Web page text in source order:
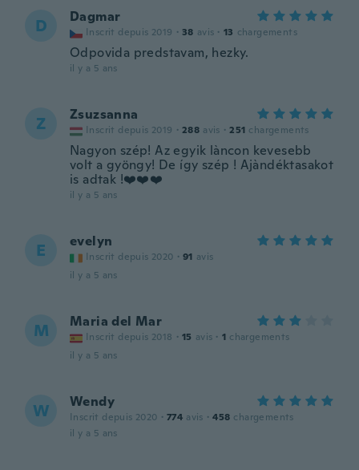
D Dagmar
Inscrit depuis 2019 · 38 avis · 13 chargements
Odpovida predstavam, hezky.
il y a 5 ans
Z Zsuzsanna
Inscrit depuis 2019 · 288 avis · 251 chargements
Nagyon szép! Az egyik làncon kevesebb
volt a gyöngy! De így szép ! Ajàndéktasakot
is adtak !❤️❤️❤️
il y a 5 ans
E evelyn
Inscrit depuis 2020 · 91 avis
il y a 5 ans
M Maria del Mar
Inscrit depuis 2018 · 15 avis · 1 chargements
il y a 5 ans
W Wendy
Inscrit depuis 2020 · 774 avis · 458 chargements
il y a 5 ans